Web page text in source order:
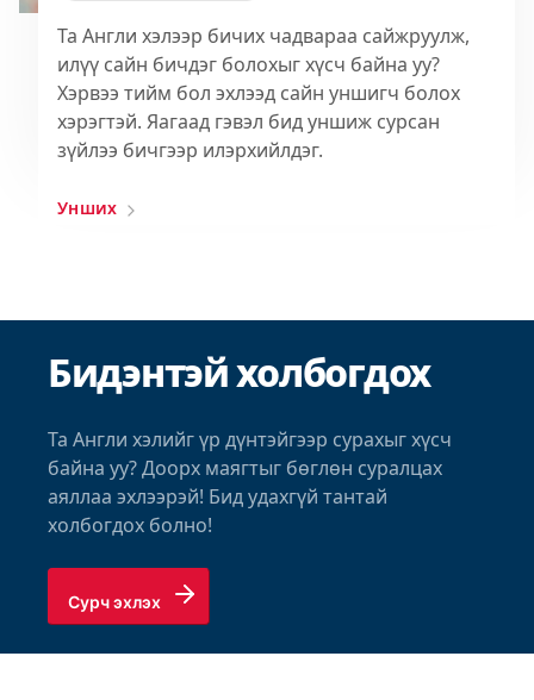
Та Англи хэлээр бичих чадвараа сайжруулж,
илүү сайн бичдэг болохыг хүсч байна уу?
Хэрвээ тийм бол эхлээд сайн уншигч болох
хэрэгтэй. Яагаад гэвэл бид уншиж сурсан
зүйлээ бичгээр илэрхийлдэг.
Унших
Бидэнтэй холбогдох
Та Англи хэлийг үр дүнтэйгээр сурахыг хүсч
байна уу? Доорх маягтыг бөглөн суралцах
аяллаа эхлээрэй! Бид удахгүй тантай
холбогдох болно!
Сурч эхлэх